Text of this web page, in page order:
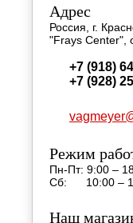
Адрес
Россия, г.
"Frays Center",
+7 (918)
+7 (928)
Режим
Пн-Пт: 9:00 –
Сб: 10:00 –
Наш